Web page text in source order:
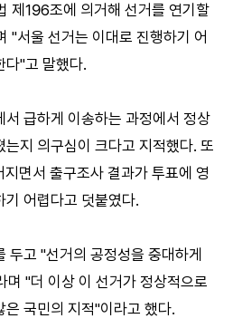
제196조에 의거해 선거를 연기할
"서울 선거는 이대로 진행하기 어
다"고 말했다.
급하게 이송하는 과정에서 정상
지 의구심이 크다고 지적했다. 또
면서 출구조사 결과가 투표에 영
기 어렵다고 덧붙였다.
두고 "선거의 공정성을 중대하게
며 "더 이상 이 선거가 정상적으로
국민의 지적"이라고 했다.